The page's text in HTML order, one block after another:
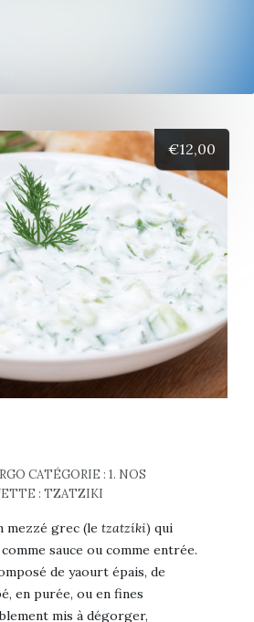
27 août.
et très
€12,00
CATÉGORIE : 1. NOS
: TZATZIKI
mezzé grec (le tzatzíki) qui
sauce ou comme entrée.
de yaourt épais, de
en purée, ou en fines
mis à dégorger,